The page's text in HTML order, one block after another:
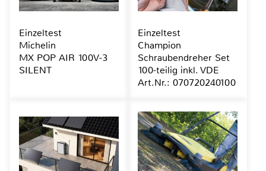
Einzeltest
Michelin
MX POP AIR 100V-3
SILENT
Einzeltest
Champion
Schraubendreher Set
100-teilig inkl. VDE
Art.Nr.: 070720240100